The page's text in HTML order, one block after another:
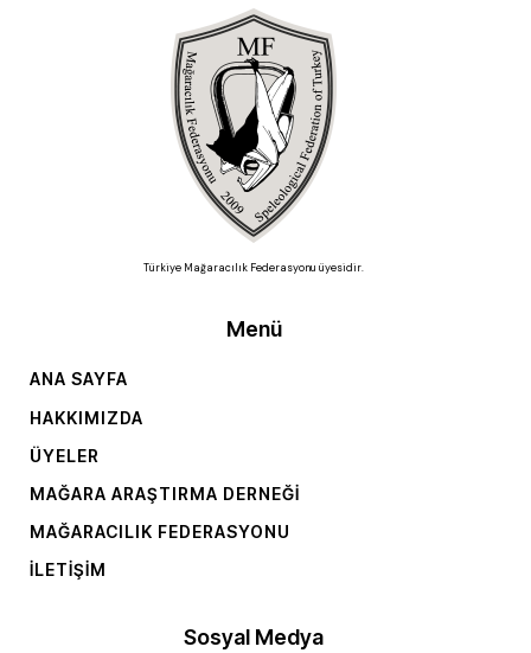
Türkiye Mağaracılık Federasyonu üyesidir.
Menü
ANA SAYFA
HAKKIMIZDA
ÜYELER
MAĞARA ARAŞTIRMA DERNEĞI
MAĞARACILIK FEDERASYONU
İLETIŞIM
Sosyal Medya